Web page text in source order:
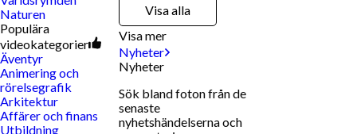
Naturen
Populära
videokategorier
Äventyr
Animering och
rörelsegrafik
Arkitektur
Affärer och finans
Utbildning
Visa alla
Visa mer
Nyheter
Nyheter
Sök bland foton från de
senaste
nyhetshändelserna och